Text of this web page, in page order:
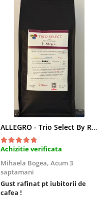
ALLEGRO - Trio Select By Razvan Paunescu, 1 kg, 100% Arabica, (Columbia, Guatemala, Etiopia)
Achizitie verificata
Mihaela Bogea, Acum 3
saptamani
Gust rafinat pt iubitorii de
cafea !